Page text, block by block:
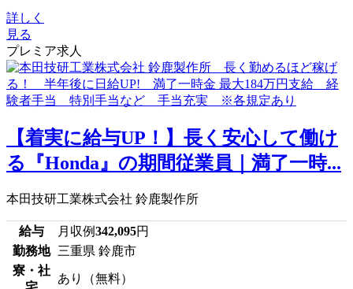
詳しく
見る
プレミア求人
【着実に給与UP！】長く安心して働け
る『Honda』の期間従業員｜満了一時...
本田技研工業株式会社 鈴鹿製作所
給与 月収例342,095円
勤務地 三重県 鈴鹿市
寮・社
あり（無料）